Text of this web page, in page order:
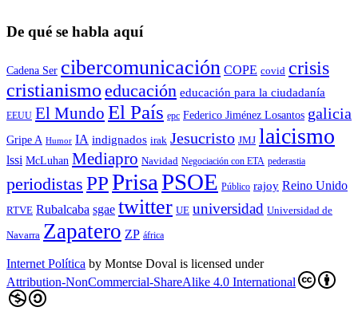
De qué se habla aquí
Cadena Ser cibercomunicación COPE covid crisis
cristianismo educación educación para la ciudadaní­a
EEUU El Mundo El País epc Federico Jiménez Losantos galicia
Gripe A Humor IA indignados irak Jesucristo JMJ laicismo
lssi McLuhan Mediapro Navidad Negociación con ETA pederastia
periodistas PPPrisaPSOE Público rajoy Reino Unido
RTVE Rubalcaba sgae twitter UE universidad Universidad de
Navarra Zapatero ZP áfrica
Internet Política by Montse Doval is licensed under
Attribution-NonCommercial-ShareAlike 4.0 International